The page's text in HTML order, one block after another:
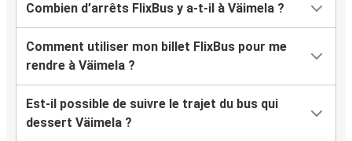
Combien d’arrêts FlixBus y a-t-il à Väimela ?
Comment utiliser mon billet FlixBus pour me
rendre à Väimela ?
Est-il possible de suivre le trajet du bus qui
dessert Väimela ?